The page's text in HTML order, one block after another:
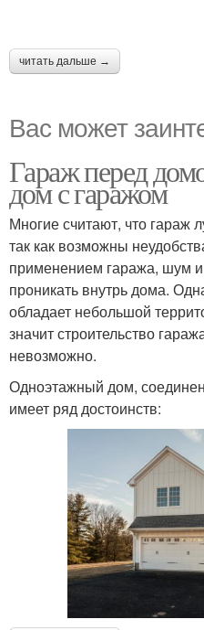
читать дальше →
Вас может
Гараж перед
дом с гаражом
Многие считают, что гараж
так как возможны
применением гаража, шум и
проникать внутрь дома.
обладает небольшой
значит строительство
невозможно.
Одноэтажный дом,
имеет ряд достоинств: